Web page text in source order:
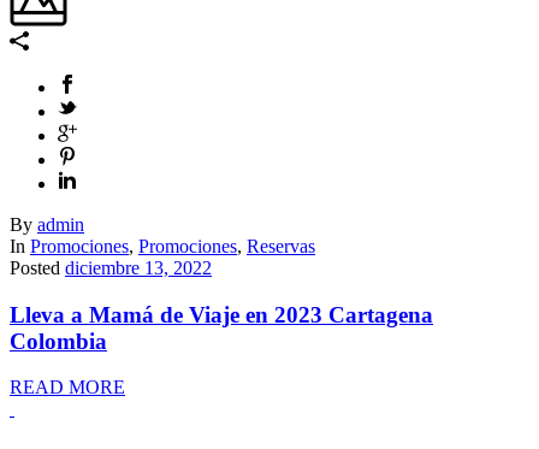
By admin
In Promociones, Promociones, Reservas
Posted diciembre 13, 2022
Lleva a Mamá de Viaje en 2023 Cartagena
Colombia
READ MORE